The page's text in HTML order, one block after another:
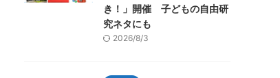
き！」開催 子どもの自由研
究ネタにも
2026/8/3